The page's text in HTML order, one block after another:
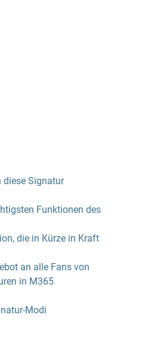
diese Signatur
Funktionen des
die in Kürze in Kraft
an alle Fans von
in M365
Modi